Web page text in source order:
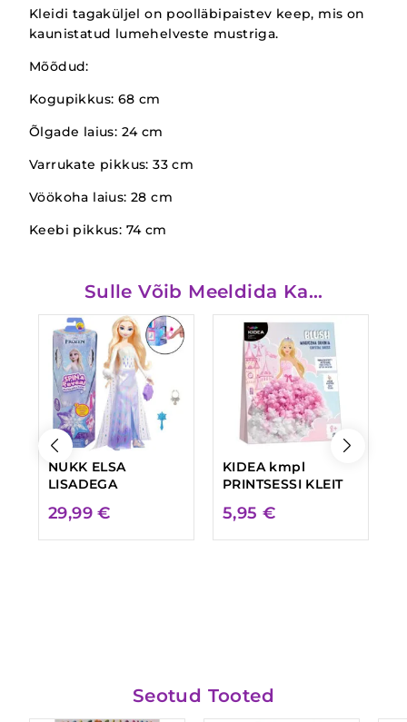
Kleidi tagaküljel on poolläbipaistev keep, mis on
kaunistatud lumehelveste mustriga.
Mõõdud:
Kogupikkus: 68 cm
Õlgade laius: 24 cm
Varrukate pikkus: 33 cm
Vöökoha laius: 28 cm
Keebi pikkus: 74 cm
Sulle Võib Meeldida Ka…
NUKK ELSA
LISADEGA
29,99€
KIDEA kmpl
PRINTSESSI KLEIT
5,95 €
Seotud Tooted